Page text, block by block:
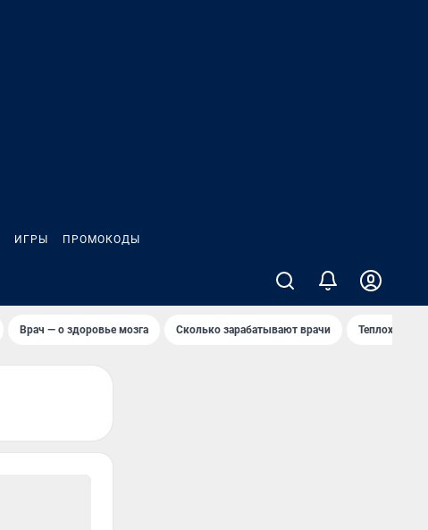
ИГРЫ ПРОМОКОДЫ
Врач — о здоровье мозга Сколько зарабатывают врачи Теплоход